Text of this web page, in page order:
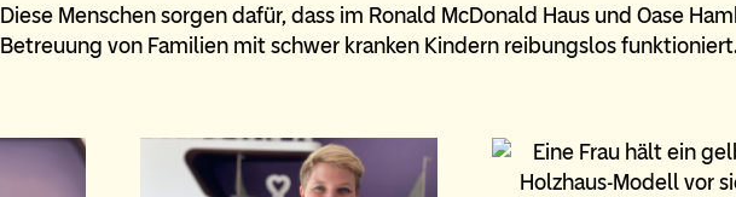
Diese Menschen sorgen dafür, dass im Ronald McDonald Haus und Oase
Betreuung von Familien mit schwer kranken Kindern reibungslos funktioniert.